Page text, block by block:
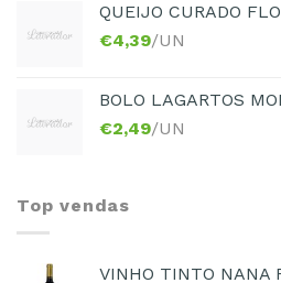
QUEIJO CURADO
€4,39/UN
BOLO LAGARTOS
€2,49/UN
Top vendas
VINHO TINTO NANA